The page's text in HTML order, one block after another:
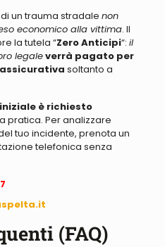
un trauma stradale non
economico alla vittima. Il
la tutela “Zero Anticipi“: il
legaleverrà pagato per
soltanto a
è richiesto
pratica. Per analizzare
tuo incidente, prenota un
telefonica senza
(FAQ)